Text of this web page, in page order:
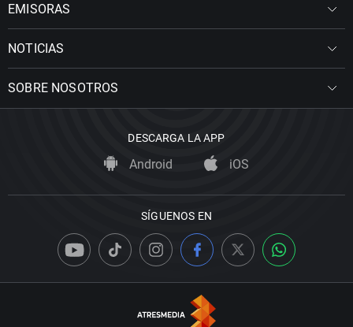
EMISORAS
NOTICIAS
SOBRE NOSOTROS
DESCARGA LA APP
Android iOS
SÍGUENOS EN